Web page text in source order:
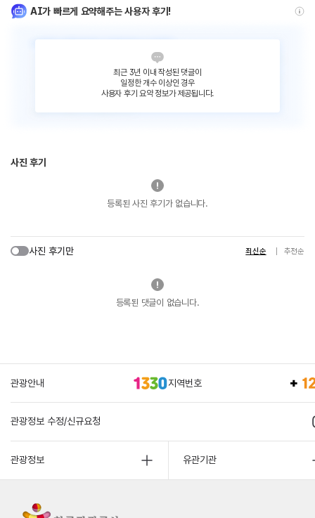
AI가 빠르게 요약해주는 사용자 후기!
최근 3년 이내 작성된 댓글이
일정한 개수 이상인 경우
사용자 후기 요약 정보가 제공됩니다.
사진 후기
등록된 사진 후기가 없습니다.
사진 후기만 최신순 추천순
등록된 댓글이 없습니다.
관광안내 지역번호
관광정보 수정/신규요청
관광정보 유관기관